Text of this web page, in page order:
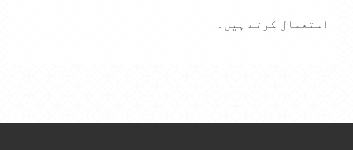
استعمال کرتے ہیں۔